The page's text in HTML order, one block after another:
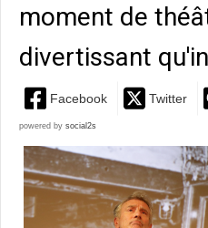
moment de
divertissant
Facebook Twitter
powered by social2s